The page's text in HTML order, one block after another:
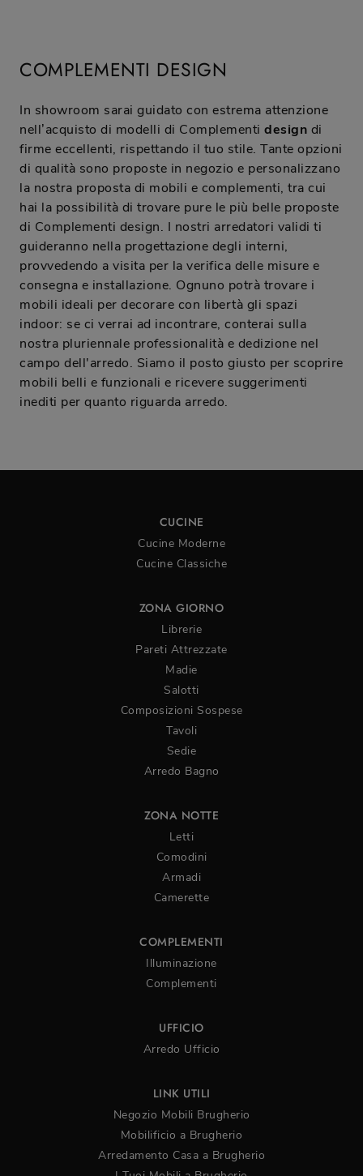
COMPLEMENTI DESIGN
In showroom sarai guidato con estrema attenzione
nell’acquisto di modelli di Complementi design di
firme eccellenti, rispettando il tuo stile. Tante opzioni
di qualità sono proposte in negozio e personalizzano
la nostra proposta di mobili e complementi, tra cui
hai la possibilità di trovare pure le più belle proposte
di Complementi design. I nostri arredatori validi ti
guideranno nella progettazione degli interni,
provvedendo a visita per la verifica delle misure e
consegna e installazione. Ognuno potrà trovare i
mobili ideali per decorare con libertà gli spazi
indoor: se ci verrai ad incontrare, conterai sulla
nostra pluriennale professionalità e dedizione nel
campo dell'arredo. Siamo il posto giusto per scoprire
mobili belli e funzionali e ricevere suggerimenti
inediti per quanto riguarda arredo.
CUCINE
Cucine Moderne
Cucine Classiche
ZONA GIORNO
Librerie
Pareti Attrezzate
Madie
Salotti
Composizioni Sospese
Tavoli
Sedie
Arredo Bagno
ZONA NOTTE
Letti
Comodini
Armadi
Camerette
COMPLEMENTI
Illuminazione
Complementi
UFFICIO
Arredo Ufficio
LINK UTILI
Negozio Mobili Brugherio
Mobilificio a Brugherio
Arredamento Casa a Brugherio